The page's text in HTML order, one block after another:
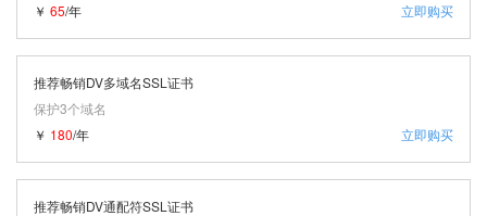
立即购买
￥ 65/年
推荐畅销DV多域名SSL证书
保护3个域名
立即购买
￥ 180/年
推荐畅销DV通配符SSL证书